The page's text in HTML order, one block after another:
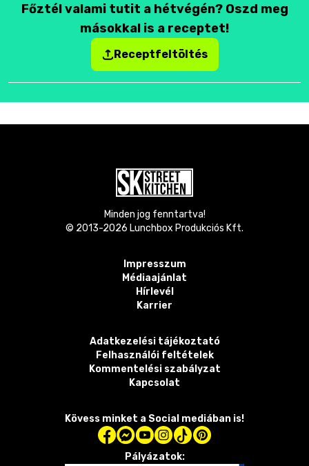
Főztél valami tutit a hétvégén? Oszd meg
másokkal is a receptet!
Receptfeltöltés
Minden jog fenntartva!
© 2013-2026 Lunchbox Produkciós Kft.
Impresszum
Médiaajánlat
Hírlevél
Karrier
Adatkezelési tájékoztató
Felhasználói feltételek
Kommentelési szabályzat
Kapcsolat
Kövess minket a Social mediában is!
Pályázatok: